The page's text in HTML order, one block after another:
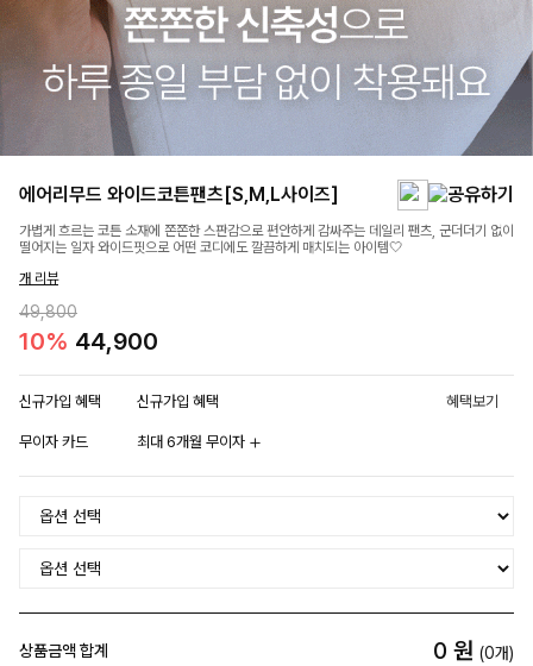
에어리무드 와이드코튼팬츠[S,M,L사이즈]
가볍게 흐르는 코튼 소재에 쫀쫀한 스판감으로 편안하게 감싸주는 데일리 팬츠, 군더더기 없이
떨어지는 일자 와이드핏으로 어떤 코디에도 깔끔하게 매치되는 아이템🤍
개 리뷰
49,800
10% 44,900
신규가입 혜택 신규가입 혜택 혜택보기
무이자 카드 최대 6개월 무이자
상품금액 합계 0 원 (0개)